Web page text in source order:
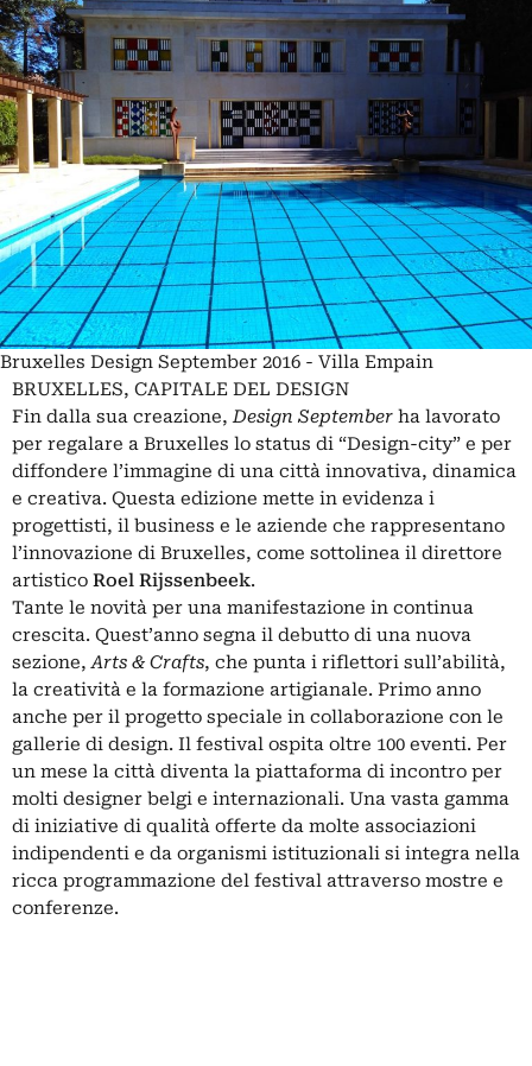
Bruxelles Design September 2016 - Villa Empain
BRUXELLES, CAPITALE DEL DESIGN
Fin dalla sua creazione,Design September ha lavorato
per regalare a Bruxelles lo status di “Design-city” e per
diffondere l’immagine di una città innovativa, dinamica
e creativa. Questa edizione mette in evidenza i
progettisti, il business e le aziende che rappresentano
l’innovazione di Bruxelles, come sottolinea il direttore
artistico Roel Rijssenbeek.
Tante le novità per una manifestazione in continua
crescita. Quest’anno segna il debutto di una nuova
sezione,Arts & Crafts, che punta i riflettori sull’abilità,
la creatività e la formazione artigianale. Primo anno
anche per il progetto speciale in collaborazione con le
gallerie di design. Il festival ospita oltre 100 eventi. Per
un mese la città diventa la piattaforma di incontro per
molti designer belgi e internazionali. Una vasta gamma
di iniziative di qualità offerte da molte associazioni
indipendenti e da organismi istituzionali si integra nella
ricca programmazione del festival attraverso mostre e
conferenze.